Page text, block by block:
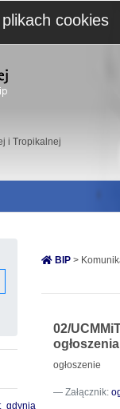
i Tropikalnej
BIP >
02/
ogłoszenia
ogłoszenie
Załącznik:
cookies